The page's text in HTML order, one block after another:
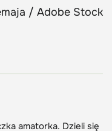
/ Adobe Stock
amatorka. Dzieli się